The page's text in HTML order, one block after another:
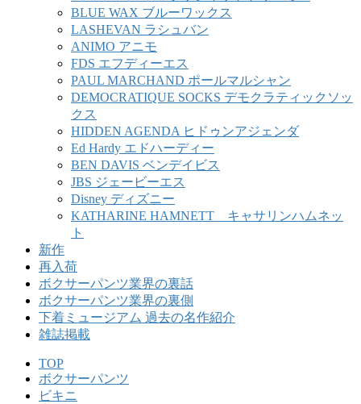
BLUE WAX ブルーワックス
LASHEVAN ラシュバン
ANIMO アニモ
FDS エフディーエス
PAUL MARCHAND ポールマルシャン
DEMOCRATIQUE SOCKS デモクラティックソッ
クス
HIDDEN AGENDA ヒドゥンアジェンダ
Ed Hardy エドハーディー
BEN DAVIS ベンデイビス
JBS ジェービーエス
Disney ディズニー
KATHARINE HAMNETT キャサリンハムネッ
ト
新作
再入荷
ボクサーパンツ業界の裏話
ボクサーパンツ業界の裏側
下着ミュージアム 過去の名作紹介
雑誌掲載
TOP
ボクサーパンツ
ビキニ